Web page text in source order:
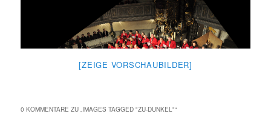
[ZEIGE VORSCHAUBILDER]
0 KOMMENTARE ZU „ IMAGES TAGGED "ZU-DUNKEL"“